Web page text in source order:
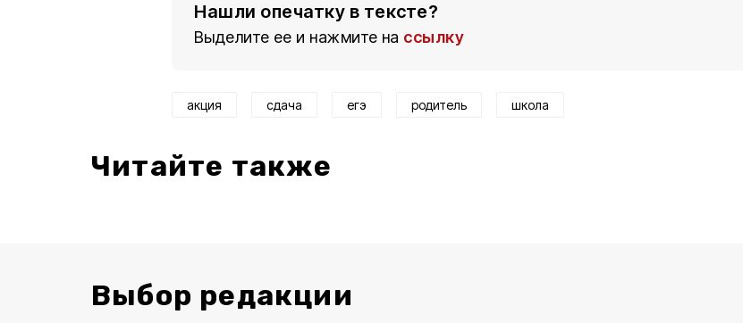
Нашли опечатку в тексте?
Выделите ее и нажмите на ссылку
акция сдача егэ родитель школа
Читайте также
Выбор редакции